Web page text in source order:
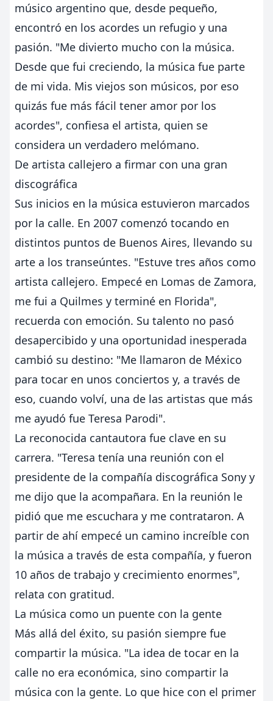
músico argentino que, desde pequeño,
encontró en los acordes un refugio y una
pasión. "Me divierto mucho con la música.
Desde que fui creciendo, la música fue parte
de mi vida. Mis viejos son músicos, por eso
quizás fue más fácil tener amor por los
acordes", confiesa el artista, quien se
considera un verdadero melómano.
De artista callejero a firmar con una gran
discográfica
Sus inicios en la música estuvieron marcados
por la calle. En 2007 comenzó tocando en
distintos puntos de Buenos Aires, llevando su
arte a los transeúntes. "Estuve tres años como
artista callejero. Empecé en Lomas de Zamora,
me fui a Quilmes y terminé en Florida",
recuerda con emoción. Su talento no pasó
desapercibido y una oportunidad inesperada
cambió su destino: "Me llamaron de México
para tocar en unos conciertos y, a través de
eso, cuando volví, una de las artistas que más
me ayudó fue Teresa Parodi".
La reconocida cantautora fue clave en su
carrera. "Teresa tenía una reunión con el
presidente de la compañía discográfica Sony y
me dijo que la acompañara. En la reunión le
pidió que me escuchara y me contrataron. A
partir de ahí empecé un camino increíble con
la música a través de esta compañía, y fueron
10 años de trabajo y crecimiento enormes",
relata con gratitud.
La música como un puente con la gente
Más allá del éxito, su pasión siempre fue
compartir la música. "La idea de tocar en la
calle no era económica, sino compartir la
música con la gente. Lo que hice con el primer